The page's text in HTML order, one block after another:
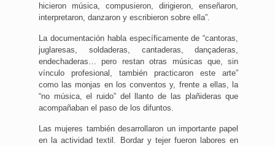
hicieron música, compusieron, dirigieron, enseñaron,
interpretaron, danzaron y escribieron sobre ella”.
La documentación habla específicamente de “cantoras,
juglaresas, soldaderas, cantaderas, dançaderas,
endechaderas… pero restan otras músicas que, sin
vínculo profesional, también practicaron este arte”
como las monjas en los conventos y, frente a ellas, la
“no música, el ruido” del llanto de las plañideras que
acompañaban el paso de los difuntos.
Las mujeres también desarrollaron un importante papel
en la actividad textil. Bordar y tejer fueron labores en